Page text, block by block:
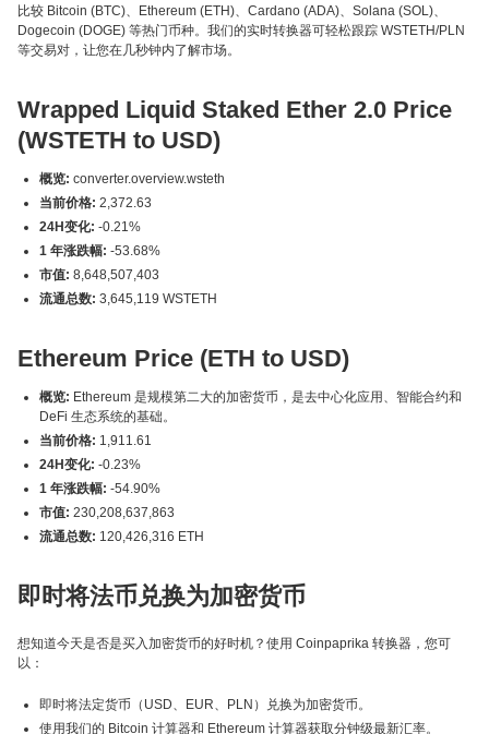
比较 Bitcoin (BTC)、Ethereum (ETH)、Cardano (ADA)、Solana (SOL)、
Dogecoin (DOGE) 等热门币种。我们的实时转换器可轻松跟踪 WSTETH/PLN
等交易对，让您在几秒钟内了解市场。
Wrapped Liquid Staked Ether 2.0 Price
(WSTETH to USD)
概览: converter.overview.wsteth
当前价格: 2,372.63
24H变化: -0.21%
1 年涨跌幅: -53.68%
市值: 8,648,507,403
流通总数: 3,645,119 WSTETH
Ethereum Price (ETH to USD)
概览: Ethereum 是规模第二大的加密货币，是去中心化应用、智能合约和
DeFi 生态系统的基础。
当前价格: 1,911.61
24H变化: -0.23%
1 年涨跌幅: -54.90%
市值: 230,208,637,863
流通总数: 120,426,316 ETH
即时将法币兑换为加密货币
想知道今天是否是买入加密货币的好时机？使用 Coinpaprika 转换器，您可
以：
即时将法定货币（USD、EUR、PLN）兑换为加密货币。
使用我们的 Bitcoin 计算器和 Ethereum 计算器获取分钟级最新汇率。